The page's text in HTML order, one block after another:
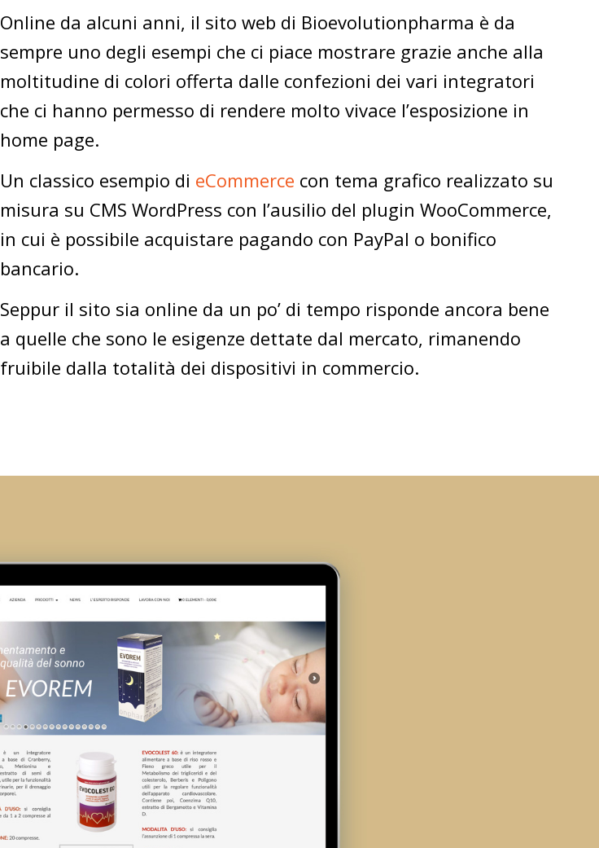
Online da alcuni anni, il sito web di Bioevolutionpharma è da
sempre uno degli esempi che ci piace mostrare grazie anche alla
moltitudine di colori offerta dalle confezioni dei vari integratori
che ci hanno permesso di rendere molto vivace l’esposizione in
home page.
Un classico esempio di eCommerce con tema grafico realizzato su
misura su CMS WordPress con l’ausilio del plugin WooCommerce,
in cui è possibile acquistare pagando con PayPal o bonifico
bancario.
Seppur il sito sia online da un po’ di tempo risponde ancora bene
a quelle che sono le esigenze dettate dal mercato, rimanendo
fruibile dalla totalità dei dispositivi in commercio.